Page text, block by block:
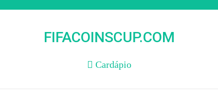
FIFACOINSCUP.COM
Cardápio